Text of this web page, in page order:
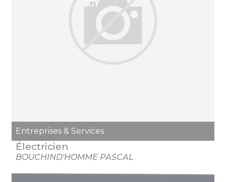
Entreprises & Services
Électricien
BOUCHIND'HOMME PASCAL